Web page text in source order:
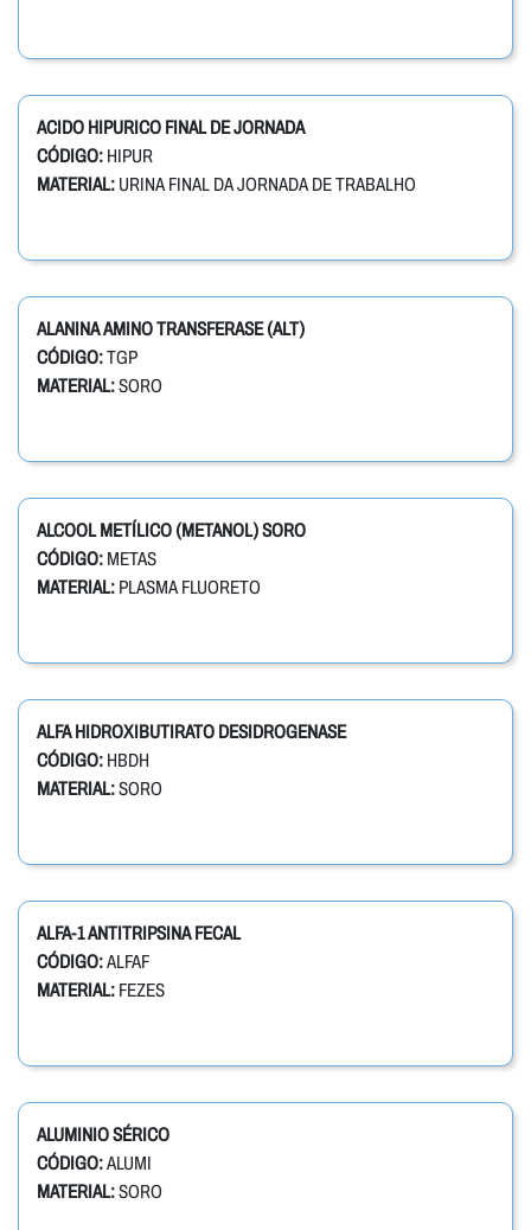
ACIDO HIPURICO FINAL DE JORNADA
CÓDIGO: HIPUR
MATERIAL: URINA FINAL DA JORNADA DE TRABALHO
ALANINA AMINO TRANSFERASE (ALT)
CÓDIGO:TGP
MATERIAL:SORO
ALCOOL METÍLICO (METANOL) SORO
CÓDIGO: METAS
MATERIAL: PLASMA FLUORETO
ALFA HIDROXIBUTIRATO DESIDROGENASE
CÓDIGO: HBDH
MATERIAL:SORO
ALFA-1 ANTITRIPSINA FECAL
CÓDIGO:ALFAF
MATERIAL: FEZES
ALUMINIO SÉRICO
CÓDIGO:ALUMI
MATERIAL:SORO